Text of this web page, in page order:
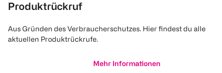
Produktrückruf
Aus Gründen des Verbraucherschutzes. Hier findest du alle
aktuellen Produktrückrufe.
Mehr Informationen